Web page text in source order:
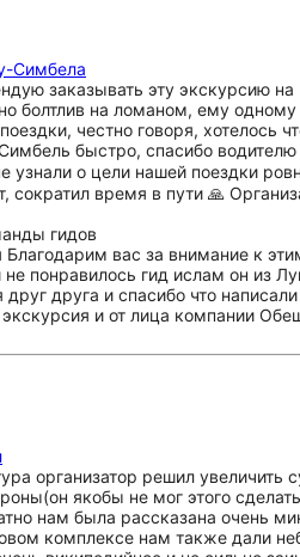
Симбела
заказывать эту экскурсию
болтлив на ломаном, ему
честно говоря, хотелось
быстро, спасибо
узнали о цели нашей поездки
сократил время в пути 🙏
гидов
вас за внимание к
не понравилось гид ислам он из
друг друга и спасибо что
и от лица компании
организатор решил
якобы не мог этого
нам была рассказана очень
комплексе нам также дали